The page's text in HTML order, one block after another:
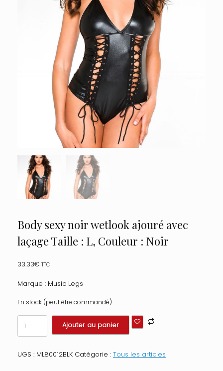
Body sexy noir wetlook ajouré avec
laçage Taille : L, Couleur : Noir
33.33€ TTC
Marque : Music Legs
En stock (peut être commandé)
quantité
de
Body
noir
Ajouter au panier
UGS : ML80012BLK Catégorie : Tous les articles